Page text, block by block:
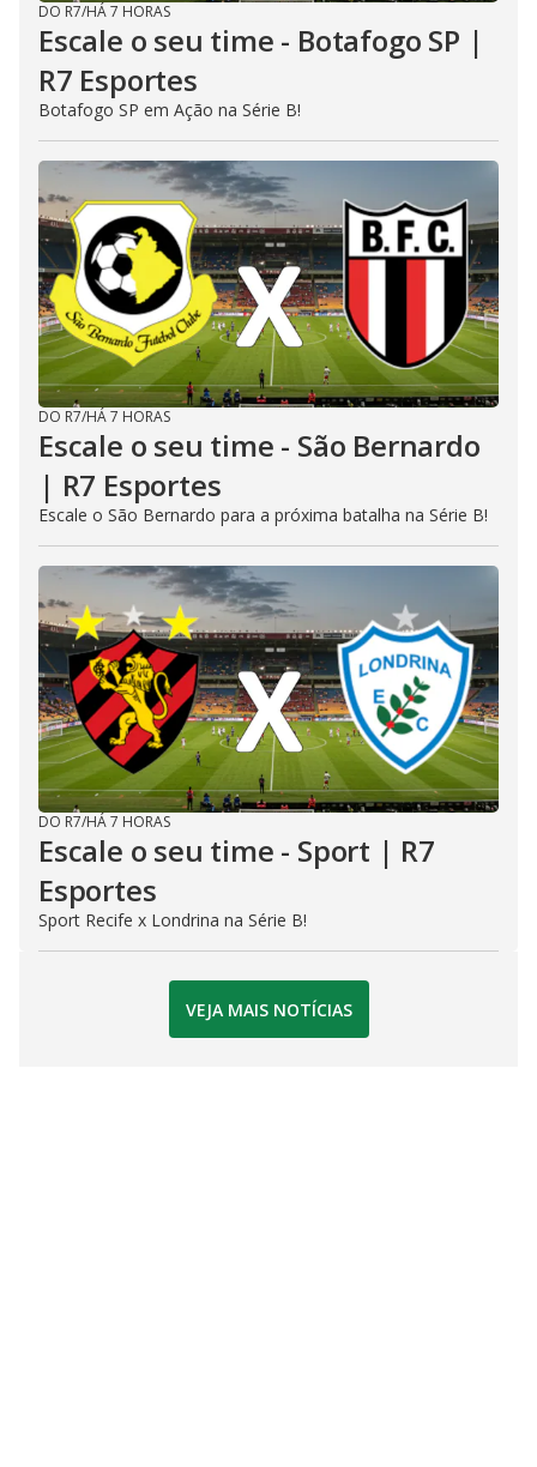
DO R7/HÁ 7 HORAS
Escale o seu time - Botafogo SP |
R7 Esportes
Botafogo SP em Ação na Série B!
DO R7/HÁ 7 HORAS
Escale o seu time - São Bernardo
| R7 Esportes
Escale o São Bernardo para a próxima batalha na Série B!
DO R7/HÁ 7 HORAS
Escale o seu time - Sport | R7
Esportes
Sport Recife x Londrina na Série B!
VEJA MAIS NOTÍCIAS